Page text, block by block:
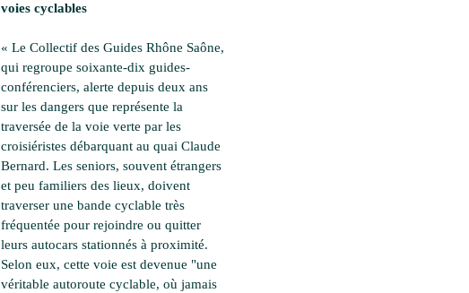
voies cyclables
« Le Collectif des Guides Rhône Saône,
qui regroupe soixante-dix guides-
conférenciers, alerte depuis deux ans
sur les dangers que représente la
traversée de la voie verte par les
croisiéristes débarquant au quai Claude
Bernard. Les seniors, souvent étrangers
et peu familiers des lieux, doivent
traverser une bande cyclable très
fréquentée pour rejoindre ou quitter
leurs autocars stationnés à proximité.
Selon eux, cette voie est devenue "une
véritable autoroute cyclable, où jamais